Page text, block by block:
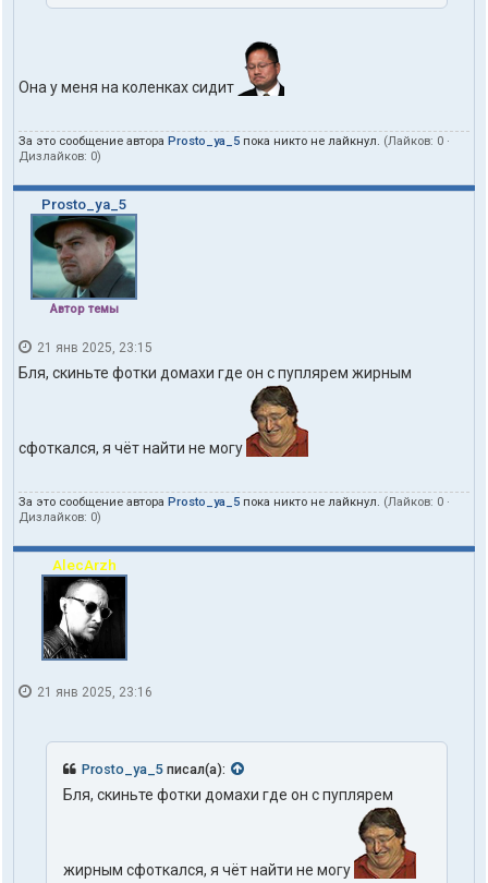
Она у меня на коленках сидит
За это сообщение автора Prosto_ya_5 пока никто не лайкнул. (Лайков: 0 ·
Дизлайков: 0)
Prosto_ya_5
Автор темы
21 янв 2025, 23:15
Бля, скиньте фотки домахи где он с пуплярем жирным
сфоткался, я чёт найти не могу
За это сообщение автора Prosto_ya_5 пока никто не лайкнул. (Лайков: 0 ·
Дизлайков: 0)
AlecArzh
21 янв 2025, 23:16
Prosto_ya_5 писал(а):
Бля, скиньте фотки домахи где он с пуплярем
жирным сфоткался, я чёт найти не могу